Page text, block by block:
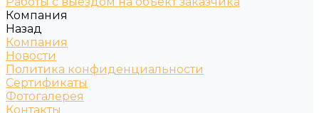
Компания
Назад
Компания
Новости
Политика конфиденциальности
Сертификаты
Фотогалерея
Контакты